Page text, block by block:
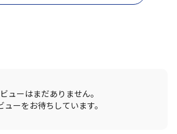
ューはまだありません。
ューをお待ちしています。